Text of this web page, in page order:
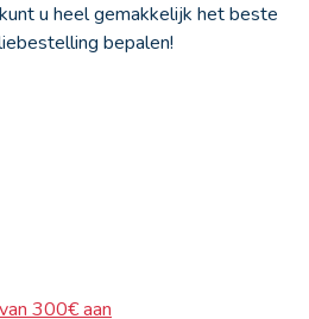
u heel gemakkelijk het beste
bepalen!
300€ aan